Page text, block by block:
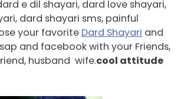
e dil shayari, dard love shayari,
dard shayari sms, painful
your favorite Dard Shayari and
and facebook with your Friends,
husband wife.cool attitude